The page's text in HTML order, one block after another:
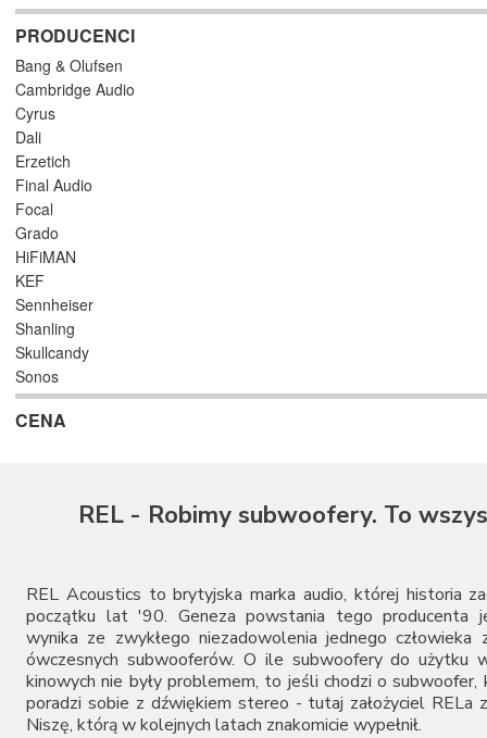
PRODUCENCI
Bang & Olufsen
Cambridge Audio
Cyrus
Dali
Erzetich
Final Audio
Focal
Grado
HiFiMAN
KEF
Sennheiser
Shanling
Skullcandy
Sonos
CENA
REL - Robimy subwoofery. To
REL Acoustics to brytyjska marka audio, której historia
początku lat '90. Geneza powstania tego producenta
wynika ze zwykłego niezadowolenia jednego człowieka
ówczesnych subwooferów. O ile subwoofery do użytku
kinowych nie były problemem, to jeśli chodzi o
poradzi sobie z dźwiękiem stereo - tutaj założyciel RELa
Niszę, którą w kolejnych latach znakomicie wypełnił.